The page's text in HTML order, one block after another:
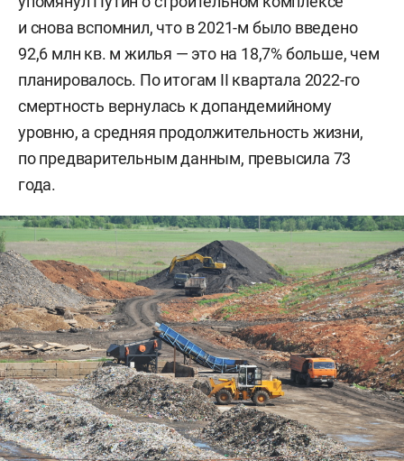
и снова вспомнил, что в 2021-м было введено
92,6 млн кв. м жилья — это на 18,7% больше, чем
планировалось. По итогам II квартала 2022-го
смертность вернулась к допандемийному
уровню, а средняя продолжительность жизни,
по предварительным данным, превысила 73
года.